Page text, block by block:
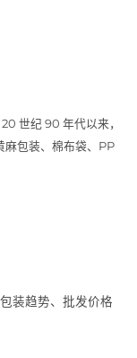
世纪 90 年代以来，
麻包装、棉布袋、PP
装趋势、批发价格